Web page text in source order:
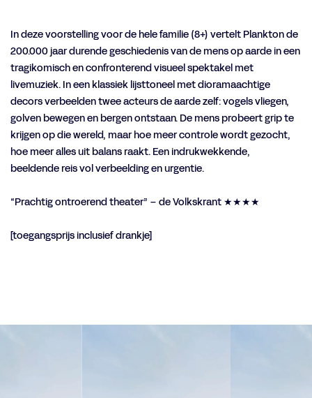
In deze voorstelling voor de hele familie (8+) vertelt Plankton de
200.000 jaar durende geschiedenis van de mens op aarde in een
tragikomisch en confronterend visueel spektakel met
livemuziek. In een klassiek lijsttoneel met dioramaachtige
decors verbeelden twee acteurs de aarde zelf: vogels vliegen,
golven bewegen en bergen ontstaan. De mens probeert grip te
krijgen op die wereld, maar hoe meer controle wordt gezocht,
hoe meer alles uit balans raakt. Een indrukwekkende,
beeldende reis vol verbeelding en urgentie.
“Prachtig ontroerend theater” – de Volkskrant ★★★★
[toegangsprijs inclusief drankje]